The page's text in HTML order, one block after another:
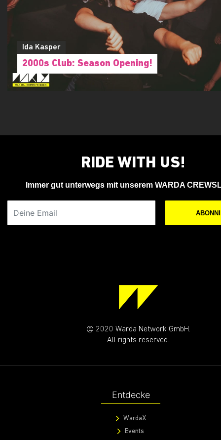
Ida Kasper
2000s Club: Season Opening!
RIDE WITH US!
Immer gut unterwegs mit unserem WARDA
@ 2020 Warda Network GmbH.
All rights reserved.
Entdecke
WardaX
Events